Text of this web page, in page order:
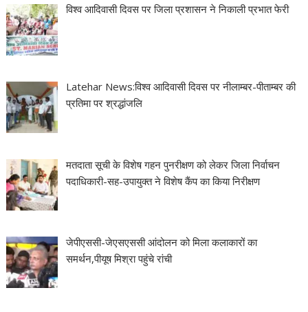
विश्व आदिवासी दिवस पर जिला प्रशासन ने निकाली प्रभात फेरी
Latehar News:विश्व आदिवासी दिवस पर नीलाम्बर-पीताम्बर की
प्रतिमा पर श्रद्धांजलि
मतदाता सूची के विशेष गहन पुनरीक्षण को लेकर जिला निर्वाचन
पदाधिकारी-सह-उपायुक्त ने विशेष कैंप का किया निरीक्षण
जेपीएससी-जेएसएससी आंदोलन को मिला कलाकारों का
समर्थन,पीयूष मिश्रा पहुंचे रांची